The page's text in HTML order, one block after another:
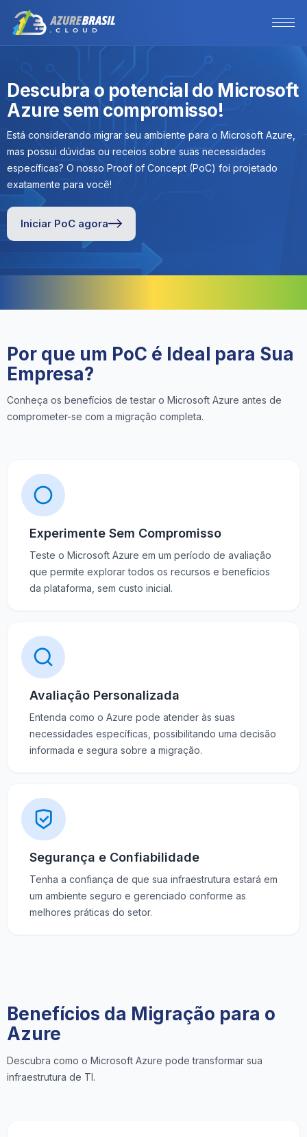
Descubra o potencial do Microsoft
Azure sem compromisso!
Está considerando migrar seu ambiente para o Microsoft Azure,
mas possui dúvidas ou receios sobre suas necessidades
específicas? O nosso Proof of Concept (PoC) foi projetado
exatamente para você!
Iniciar PoC agora
Por que um PoC é Ideal para Sua
Empresa?
Conheça os benefícios de testar o Microsoft Azure antes de
comprometer-se com a migração completa.
Experimente Sem Compromisso
Teste o Microsoft Azure em um período de avaliação
que permite explorar todos os recursos e benefícios
da plataforma, sem custo inicial.
Avaliação Personalizada
Entenda como o Azure pode atender às suas
necessidades específicas, possibilitando uma decisão
informada e segura sobre a migração.
Segurança e Confiabilidade
Tenha a confiança de que sua infraestrutura estará em
um ambiente seguro e gerenciado conforme as
melhores práticas do setor.
Benefícios da Migração para o
Azure
Descubra como o Microsoft Azure pode transformar sua
infraestrutura de TI.